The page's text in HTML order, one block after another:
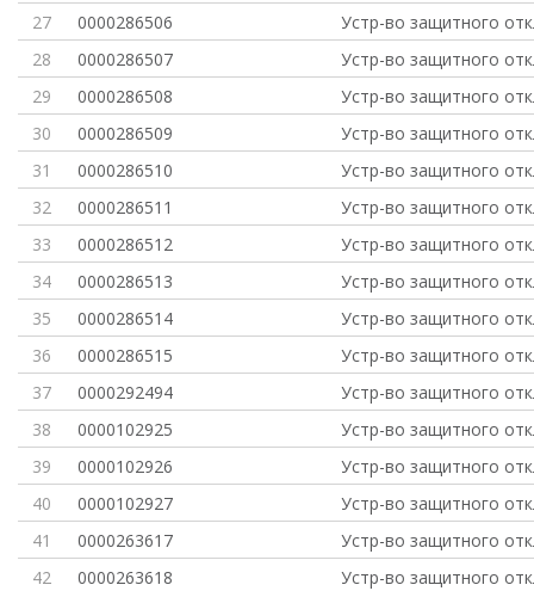
27
0000286506
Устр-во защитного
28
0000286507
Устр-во защитного
29
0000286508
Устр-во защитного
30
0000286509
Устр-во защитного
31
0000286510
Устр-во защитного
32
0000286511
Устр-во защитного
33
0000286512
Устр-во защитного
34
0000286513
Устр-во защитного
35
0000286514
Устр-во защитного
36
0000286515
Устр-во защитного
37
0000292494
Устр-во защитного
38
0000102925
Устр-во защитного
39
0000102926
Устр-во защитного
40
0000102927
Устр-во защитного
41
0000263617
Устр-во защитного
42
0000263618
Устр-во защитного